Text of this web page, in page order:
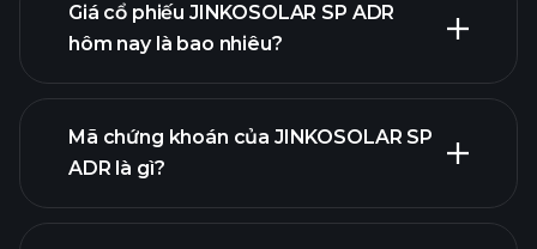
Giá cổ phiếu JINKOSOLAR SP ADR
hôm nay là bao nhiêu?
biểu đồ nâng cao
Mã chứng khoán của JINKOSOLAR SP
ADR là gì?